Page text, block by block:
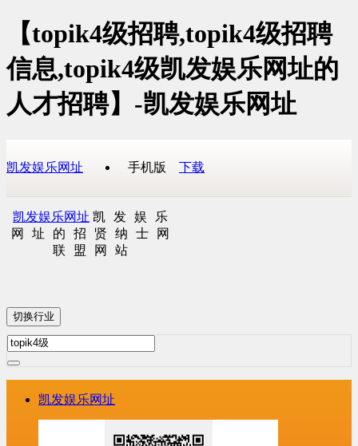
【topik4级招聘,topik4级招聘
信息,topik4级凯发娱乐网址的
人才招聘】-凯发娱乐网址
凯发娱乐网址 手机版 下载
凯发娱乐网址 凯发娱乐
网址的招贤纳士网
联盟网站
切换行业
凯发娱乐网址